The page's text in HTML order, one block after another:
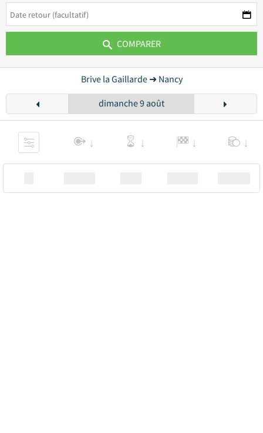
COMPARER
Brive la Gaillarde ➜ Nancy
dimanche 9 août